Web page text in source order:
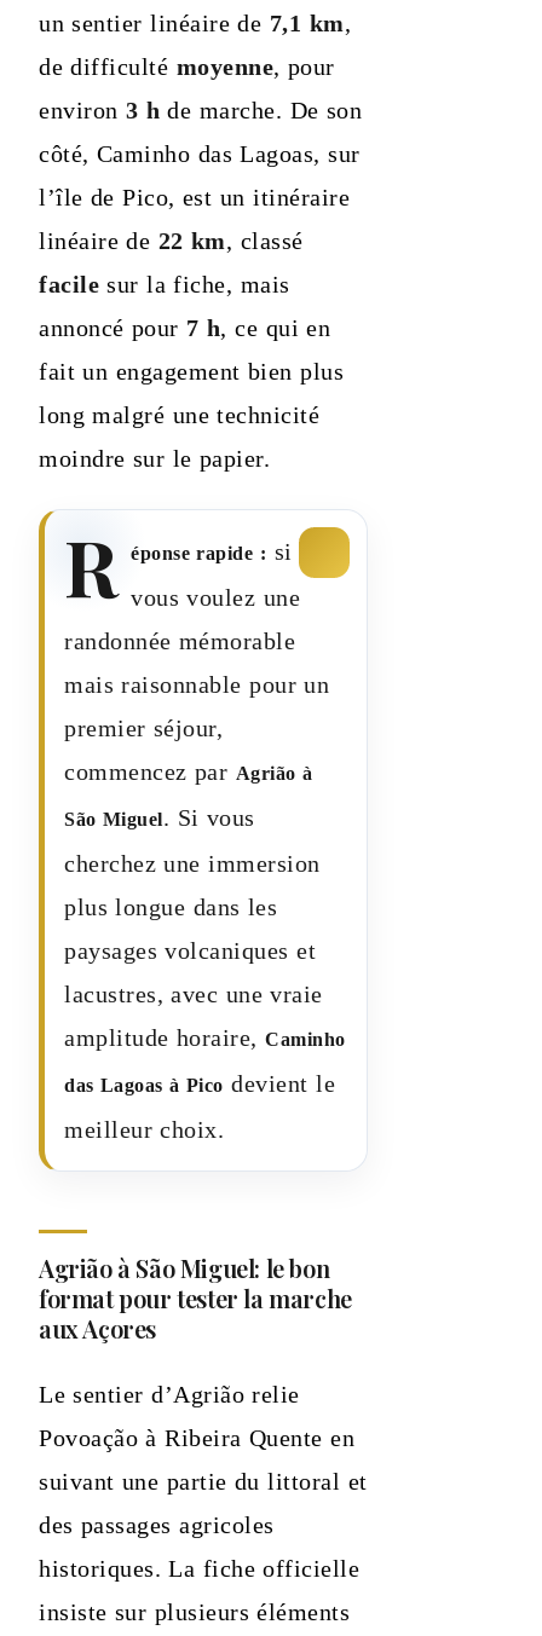
un sentier linéaire de 7,1 km,
de difficulté moyenne, pour
environ 3 h de marche. De son
côté, Caminho das Lagoas, sur
l’île de Pico, est un itinéraire
linéaire de 22 km, classé
facile sur la fiche, mais
annoncé pour 7 h, ce qui en
fait un engagement bien plus
long malgré une technicité
moindre sur le papier.
R éponse rapide : si
vous voulez une
randonnée mémorable
mais raisonnable pour un
premier séjour,
commencez par Agrião à
São Miguel. Si vous
cherchez une immersion
plus longue dans les
paysages volcaniques et
lacustres, avec une vraie
amplitude horaire,Caminho
das Lagoas à Pico devient le
meilleur choix.
Agrião à São Miguel: le bon
format pour tester la marche
aux Açores
Le sentier d’Agrião relie
Povoação à Ribeira Quente en
suivant une partie du littoral et
des passages agricoles
historiques. La fiche officielle
insiste sur plusieurs éléments